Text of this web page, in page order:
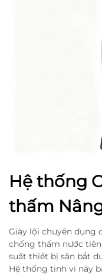
Hệ thống
thấm
Giày lội chuyên dụng
chống thấm nước
suất thiết bị săn bắt
Hệ thống tinh vi này